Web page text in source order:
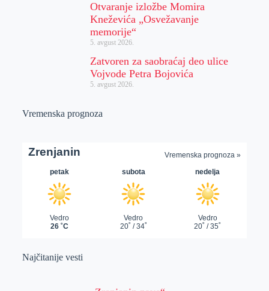
Otvaranje izložbe Momira
Kneževića „Osvežavanje
memorije“
5. avgust 2026.
Zatvoren za saobraćaj deo ulice
Vojvode Petra Bojovića
5. avgust 2026.
Vremenska prognoza
Najčitanije vesti